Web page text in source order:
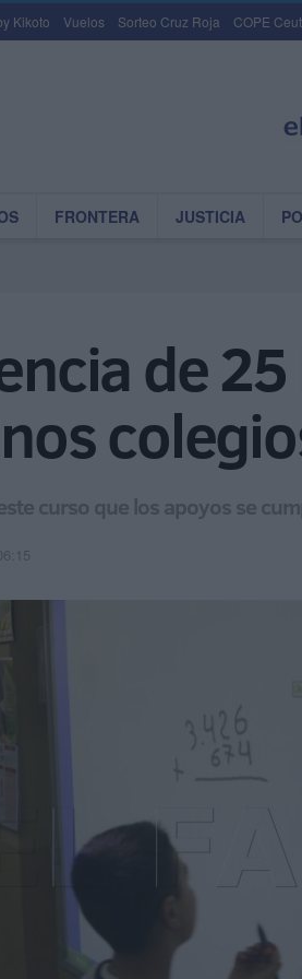
Kikoto Vuelos Sorteo Cruz Roja COPE
FRONTERA JUSTICIA
de
curso que los apoyos se